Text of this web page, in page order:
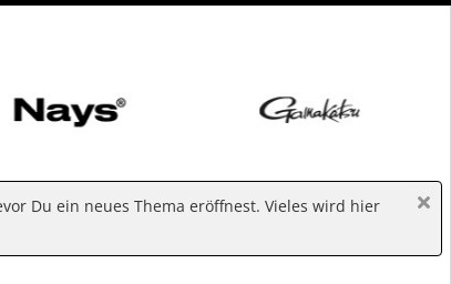
Du ein neues Thema eröffnest. Vieles wird hier